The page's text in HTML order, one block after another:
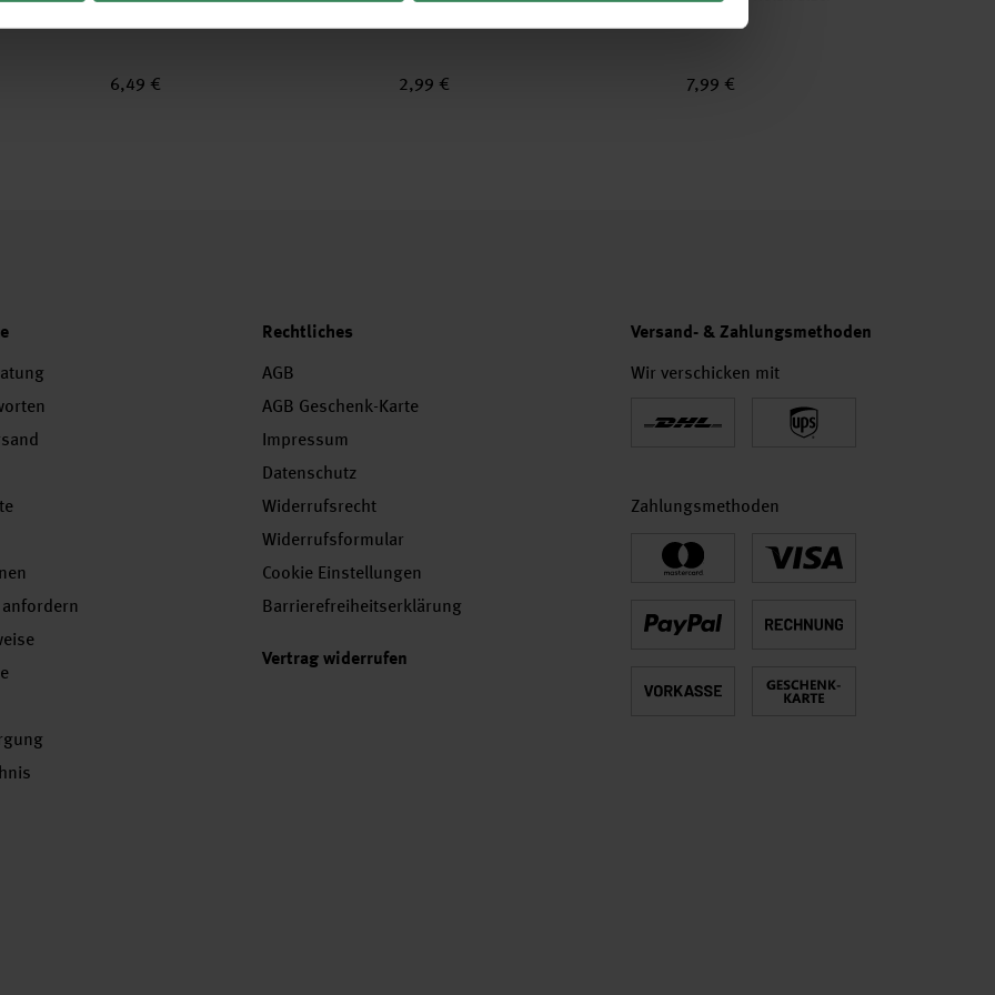
6,49 € 2,99 € 7,99 €
Rechtliches
AGB
AGB Geschenk-Karte
Impressum
Datenschutz
Widerrufsrecht
Widerrufsformular
Cookie Einstellungen
Barrierefreiheitserklärung
Vertrag widerrufen
Versand- & Zahlungsmethoden
Wir verschicken mit
Zahlungsmethoden